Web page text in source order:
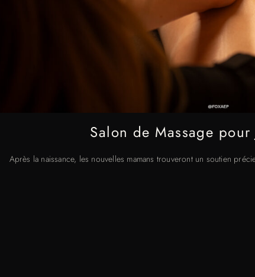
Salon de Massage pour
Après la naissance, les nouvelles mamans trouveront un soutien